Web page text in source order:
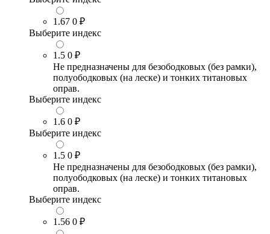
1.67 0 ₽
Выберите индекс
1.5 0 ₽
Не предназначены для безободковых (без рамки),
полуободковых (на леске) и тонких титановых
оправ.
Выберите индекс
1.6 0 ₽
Выберите индекс
1.5 0 ₽
Не предназначены для безободковых (без рамки),
полуободковых (на леске) и тонких титановых
оправ.
Выберите индекс
1.56 0 ₽